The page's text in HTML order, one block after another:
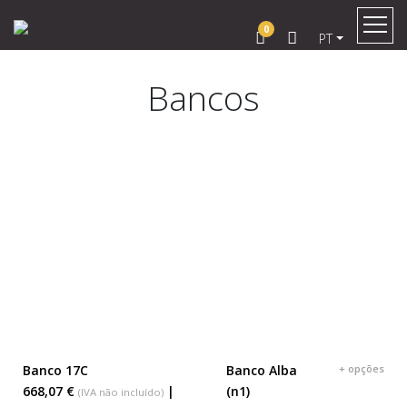
0
PT
Bancos
Banco 17C
668,07 € (IVA não incluído) |
Banco Alba
(n1)
+ opções